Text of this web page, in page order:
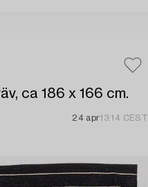
ca 186 x 166 cm.
24 apr13:14 CEST